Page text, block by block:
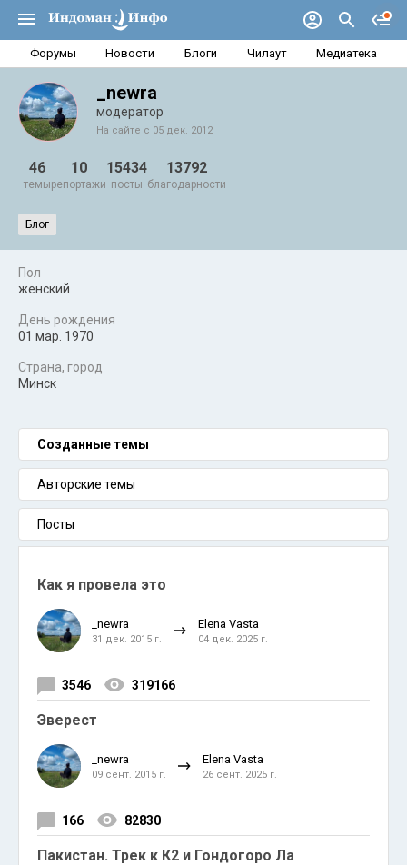
Форумы Новости Блоги Чилаут Медиатека
_newra
модератор
На сайте с 05 дек. 2012
46
темы
10
репортажи
15434
посты
13792
благодарности
Блог
Пол
женский
День рождения
01 мар. 1970
Страна, город
Минск
Созданные темы
Авторские темы
Посты
Как я провела это
_newra
31 дек. 2015 г.
Elena Vasta
04 дек. 2025 г.
3546 319166
Эверест
_newra
09 сент. 2015 г.
Elena Vasta
26 сент. 2025 г.
166 82830
Пакистан. Трек к К2 и Гондогоро Ла